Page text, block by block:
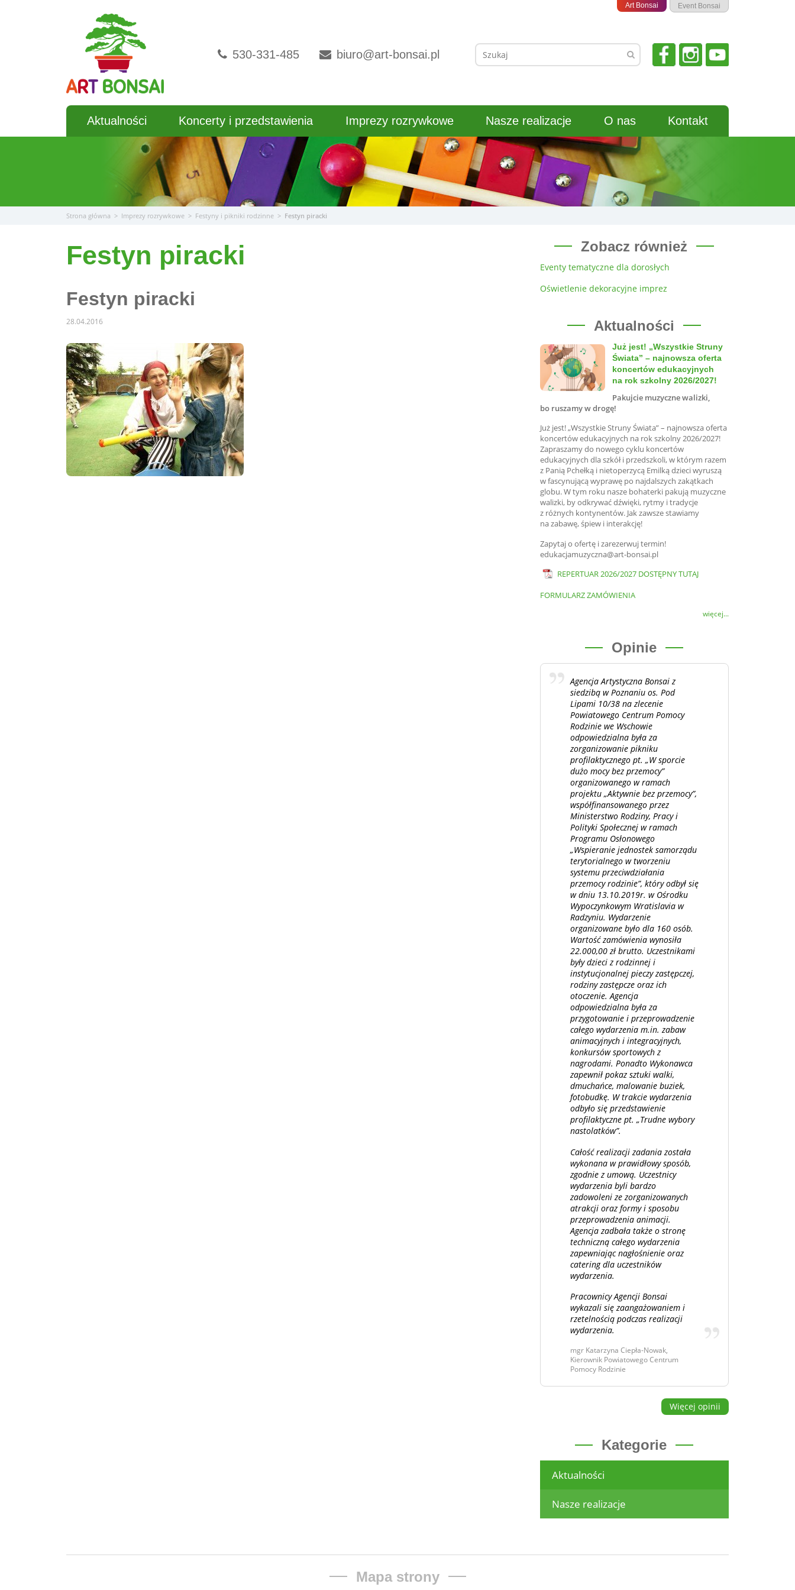
Art Bonsai Event Bonsai
530-331-485 biuro@art-bonsai.pl Szukaj:
Aktualności Koncerty i przedstawienia Imprezy rozrywkowe Nasze realizacje O nas Kontakt
Strona główna > Imprezy rozrywkowe > Festyny i pikniki rodzinne > Festyn piracki
Festyn piracki
Festyn piracki
28.04.2016
Zobacz również
Eventy tematyczne dla dorosłych
Oświetlenie dekoracyjne imprez
Aktualności
Już jest! „Wszystkie Struny
Świata” – najnowsza oferta
koncertów edukacyjnych
na rok szkolny 2026/2027!
Pakujcie muzyczne walizki,
bo ruszamy w drogę!
Już jest! „Wszystkie Struny Świata” – najnowsza oferta
koncertów edukacyjnych na rok szkolny 2026/2027!
Zapraszamy do nowego cyklu koncertów
edukacyjnych dla szkół i przedszkoli, w którym razem
z Panią Pchełką i nietoperzycą Emilką dzieci wyruszą
w fascynującą wyprawę po najdalszych zakątkach
globu. W tym roku nasze bohaterki pakują muzyczne
walizki, by odkrywać dźwięki, rytmy i tradycje
z różnych kontynentów. Jak zawsze stawiamy
na zabawę, śpiew i interakcję!
Zapytaj o ofertę i zarezerwuj termin!
edukacjamuzyczna@art-bonsai.pl
REPERTUAR 2026/2027 DOSTĘPNY TUTAJ
FORMULARZ ZAMÓWIENIA
więcej...
Opinie
Agencja Artystyczna Bonsai z
siedzibą w Poznaniu os. Pod
Lipami 10/38 na zlecenie
Powiatowego Centrum Pomocy
Rodzinie we Wschowie
odpowiedzialna była za
zorganizowanie pikniku
profilaktycznego pt. „W sporcie
dużo mocy bez przemocy”
organizowanego w ramach
projektu „Aktywnie bez przemocy”,
współfinansowanego przez
Ministerstwo Rodziny, Pracy i
Polityki Społecznej w ramach
Programu Osłonowego
„Wspieranie jednostek samorządu
terytorialnego w tworzeniu
systemu przeciwdziałania
przemocy rodzinie”, który odbył się
w dniu 13.10.2019r. w Ośrodku
Wypoczynkowym Wratislavia w
Radzyniu. Wydarzenie
organizowane było dla 160 osób.
Wartość zamówienia wynosiła
22.000,00 zł brutto. Uczestnikami
były dzieci z rodzinnej i
instytucjonalnej pieczy zastępczej,
rodziny zastępcze oraz ich
otoczenie. Agencja
odpowiedzialna była za
przygotowanie i przeprowadzenie
całego wydarzenia m.in. zabaw
animacyjnych i integracyjnych,
konkursów sportowych z
nagrodami. Ponadto Wykonawca
zapewnił pokaz sztuki walki,
dmuchańce, malowanie buziek,
fotobudkę. W trakcie wydarzenia
odbyło się przedstawienie
profilaktyczne pt. „Trudne wybory
nastolatków”.
Całość realizacji zadania została
wykonana w prawidłowy sposób,
zgodnie z umową. Uczestnicy
wydarzenia byli bardzo
zadowoleni ze zorganizowanych
atrakcji oraz formy i sposobu
przeprowadzenia animacji.
Agencja zadbała także o stronę
techniczną całego wydarzenia
zapewniając nagłośnienie oraz
catering dla uczestników
wydarzenia.
Pracownicy Agencji Bonsai
wykazali się zaangażowaniem i
rzetelnością podczas realizacji
wydarzenia.
mgr Katarzyna Ciepła-Nowak,
Kierownik Powiatowego Centrum
Pomocy Rodzinie
Więcej opinii
Kategorie
Aktualności
Nasze realizacje
Mapa strony